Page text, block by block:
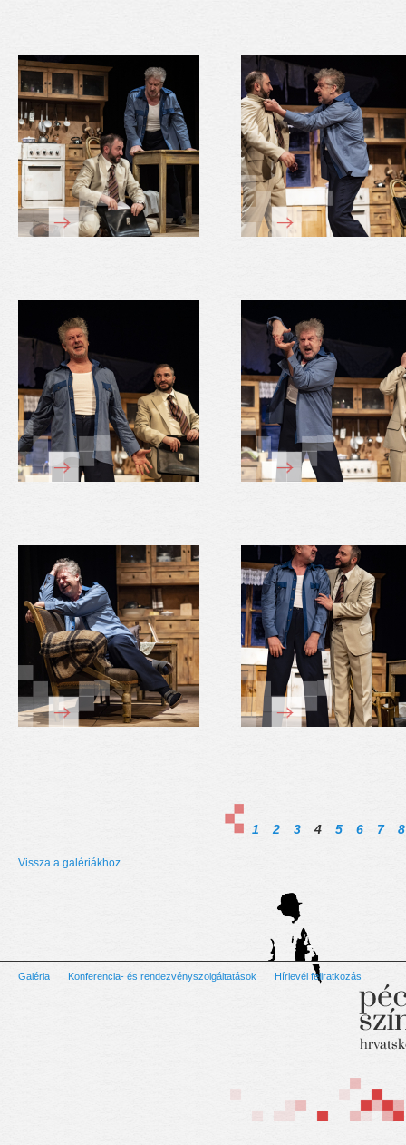
1 2 3 4 5 6 7 8
Vissza a galériákhoz
Galéria Konferencia- és rendezvényszolgáltatások Hírlevél feliratkozás